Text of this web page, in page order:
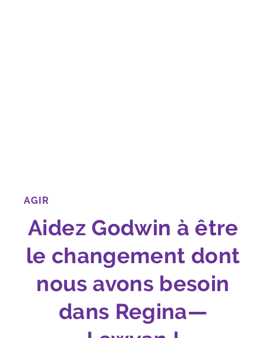
AGIR
Aidez Godwin à être
le changement dont
nous avons besoin
dans Regina—